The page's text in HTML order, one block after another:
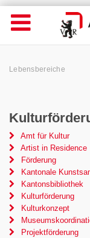
Wichtige
Seiten
Home
Inhalt
Inhalt
Pfadnavigation
Lebensbereiche
Amt für Kultur
Artist in Residence
Förderung
Kantonale
Kantonsbibliothek
Kulturförderung
Kulturkonzept
Projektförderung